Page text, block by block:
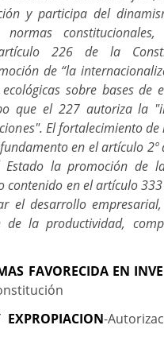
y participa del
constitucionales,
226 de la
de “la
sobre bases de
que el 227 autoriza la
El fortalecimiento
en el artículo
la promoción de
contenido en el artículo
el desarrollo
la productividad,
FAVORECIDA EN
EXPROPIACION-